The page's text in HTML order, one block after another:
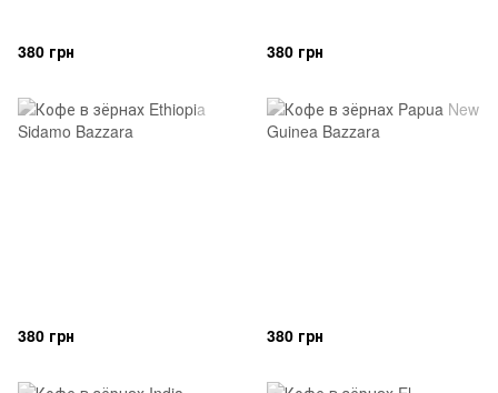
380 грн 380 грн
380 грн 380 грн